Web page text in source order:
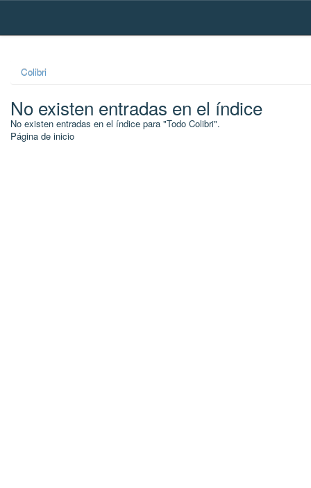
Skip
Colibri
No existen entradas en el índice
No existen entradas en el índice para "Todo Colibri".
Página de inicio